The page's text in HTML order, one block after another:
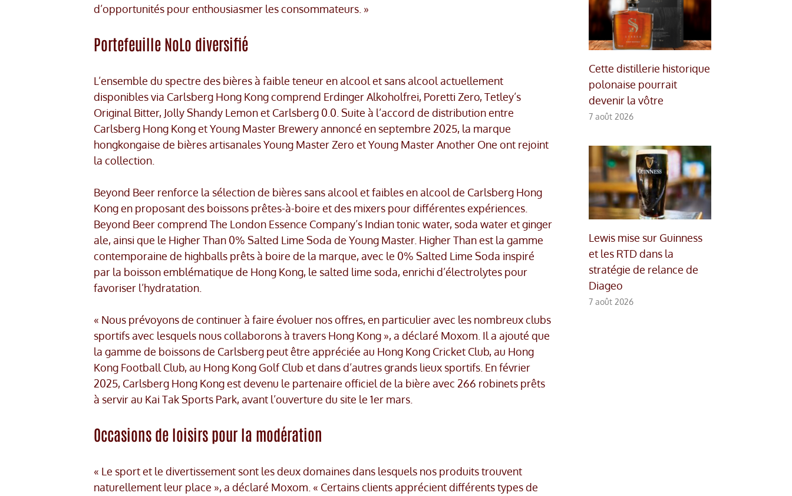
d’opportunités pour enthousiasmer les consommateurs. »
Portefeuille NoLo diversifié
L’ensemble du spectre des bières à faible teneur en alcool et sans alcool actuellement
disponibles via Carlsberg Hong Kong comprend Erdinger Alkoholfrei, Poretti Zero, Tetley’s
Original Bitter, Jolly Shandy Lemon et Carlsberg 0.0. Suite à l’accord de distribution entre
Carlsberg Hong Kong et Young Master Brewery annoncé en septembre 2025, la marque
hongkongaise de bières artisanales Young Master Zero et Young Master Another One ont rejoint
la collection.
Beyond Beer renforce la sélection de bières sans alcool et faibles en alcool de Carlsberg Hong
Kong en proposant des boissons prêtes-à-boire et des mixers pour différentes expériences.
Beyond Beer comprend The London Essence Company’s Indian tonic water, soda water et ginger
ale, ainsi que le Higher Than 0% Salted Lime Soda de Young Master. Higher Than est la gamme
contemporaine de highballs prêts à boire de la marque, avec le 0% Salted Lime Soda inspiré
par la boisson emblématique de Hong Kong, le salted lime soda, enrichi d’électrolytes pour
favoriser l’hydratation.
« Nous prévoyons de continuer à faire évoluer nos offres, en particulier avec les nombreux clubs
sportifs avec lesquels nous collaborons à travers Hong Kong », a déclaré Moxom. Il a ajouté que
la gamme de boissons de Carlsberg peut être appréciée au Hong Kong Cricket Club, au Hong
Kong Football Club, au Hong Kong Golf Club et dans d’autres grands lieux sportifs. En février
2025, Carlsberg Hong Kong est devenu le partenaire officiel de la bière avec 266 robinets prêts
à servir au Kai Tak Sports Park, avant l’ouverture du site le 1er mars.
Occasions de loisirs pour la modération
« Le sport et le divertissement sont les deux domaines dans lesquels nos produits trouvent
naturellement leur place », a déclaré Moxom. « Certains clients apprécient différents types de
Cette distillerie historique
polonaise pourrait
devenir la vôtre
7 août 2026
Lewis mise sur Guinness
et les RTD dans la
stratégie de relance de
Diageo
7 août 2026